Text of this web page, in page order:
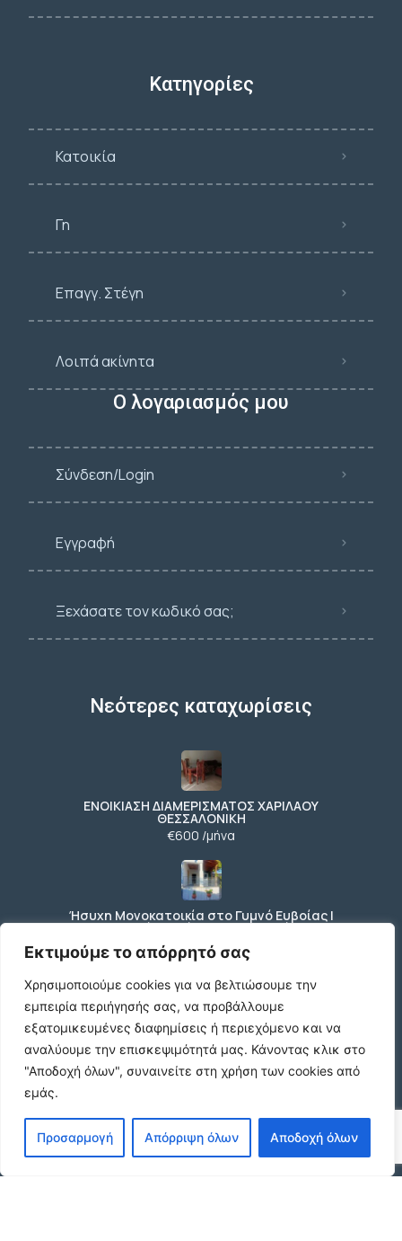
Εκτιμούμε το απόρρητό σας
Χρησιμοποιούμε cookies για να βελτιώσουμε την
εμπειρία περιήγησής σας, να προβάλλουμε
εξατομικευμένες διαφημίσεις ή περιεχόμενο και να
αναλύουμε την επισκεψιμότητά μας. Κάνοντας κλικ στο
"Αποδοχή όλων", συναινείτε στη χρήση των cookies από
εμάς.
Προσαρμογή Απόρριψη όλων Αποδοχή όλων
Κατηγορίες
Κατοικία
Γη
Επαγγ. Στέγη
Λοιπά ακίνητα
Ο λογαριασμός μου
Σύνδεση/Login
Εγγραφή
Ξεχάσατε τον κωδικό σας;
Νεότερες καταχωρίσεις
ΕΝΟΙΚΙΑΣΗ ΔΙΑΜΕΡΙΣΜΑΤΟΣ ΧΑΡΙΛΑΟΥ
ΘΕΣΣΑΛΟΝΙΚΗ
€600 /μήνα
Ήσυχη Μονοκατοικία στο Γυμνό Ευβοίας |
Κοντά σε Θάλασσα & Βουνό
€52 /μήνα
ΕΝΟΙΚΙΑΣΗ ΔΙΑΜΕΡΙΣΜΑΤΟΣ ΧΑΡΙΛΑΟΥ
ΘΕΣΣΑΛΟΝΙΚΗ
€600 /μήνα
Κωδικος ακινητου Μ480 καταστημα στον
Ευοσμο